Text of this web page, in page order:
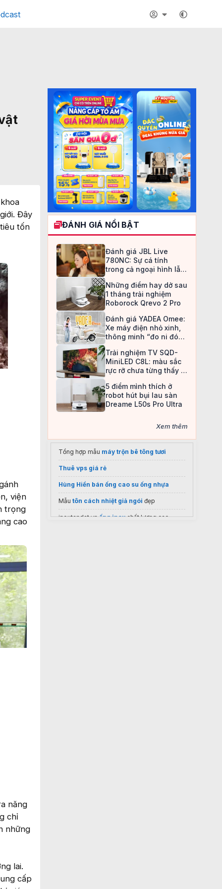
Đây
tốn
viện
trọng
cao
năng
chỉ
những
lai.
cấp
ĐÁNH GIÁ NỔI BẬT
Đánh giá JBL Live
780NC: Sự cá tính
trong cả ngoại hình lẫn
Những điểm hay dở sau
1 tháng trải nghiệm
Roborock Qrevo 2 Pro
Đánh giá YADEA Omee:
Xe máy điện nhỏ xinh,
thông minh “đo ni đóng
Trải nghiệm TV SQD-
MiniLED C8L: màu sắc
rực rỡ chưa từng thấy ở
5 điểm mình thích ở
robot hút bụi lau sàn
Dreame L50s Pro Ultra
Xem thêm
Tổng hợp mẫu máy trộn bê tông tươi
Thuê vps giá rẻ
Hùng Hiền bán ống cao su ống nhựa
Mẫu tôn cách nhiệt giả ngói đẹp
inoxtandat.vnống inoxchất lượng cao